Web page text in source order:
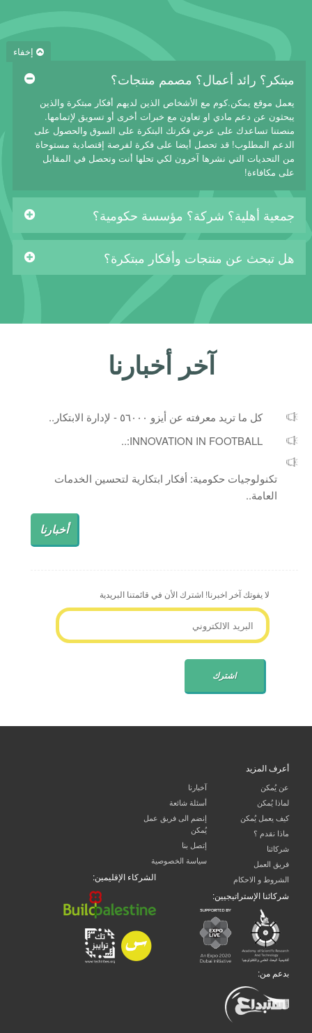
إخفاء
مبتكر؟ رائد أعمال؟ مصمم منتجات؟
يعمل موقع يمكن.كوم مع الأشخاص الذين لديهم أفكار مبتكرة والذين
يبحثون عن دعم مادي او تعاون مع خبرات أخرى أو تسويق لإتمامها.
منصتنا تساعدك على عرض فكرتك البتكرة على السوق والحصول على
الدعم المطلوب! قد تحصل أيضا على فكرة لفرصة إقتصادية مستوحاة
من التحديات التي نشرها آخرون لكي تحلها أنت وتحصل في المقابل
على مكافاءة!
جمعية أهلية؟ شركة؟ مؤسسة حكومية؟
هل تبحث عن منتجات وأفكار مبتكرة؟
آخر أخبارنا
كل ما تريد معرفته عن أيزو ٥٦٠٠٠ - لإدارة الابتكار..
INNOVATION IN FOOTBALL:..
تكنولوجيات حكومية: أفكار ابتكارية لتحسين الخدمات
العامة..
أخبارنا
لا يفوتك آخر اخبرنا! اشترك الأن في قائمتنا البريدية
أعرف المزيد
عن يُمكن
لماذا يُمكن
كيف يعمل يُمكن
ماذا نقدم ؟
شركائنا
فريق العمل
الشروط و الاحكام
آخبارنا
أسئلة شائعة
إنضم الى فريق عمل
يُمكن
إتصل بنا
سياسة الخصوصية
الشركاء الإقليمين:
شركائنا الإستراتيجيين:
بدعم من: